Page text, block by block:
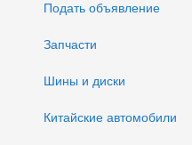
Подать объявление
Запчасти
Шины и диски
Китайские автомобили